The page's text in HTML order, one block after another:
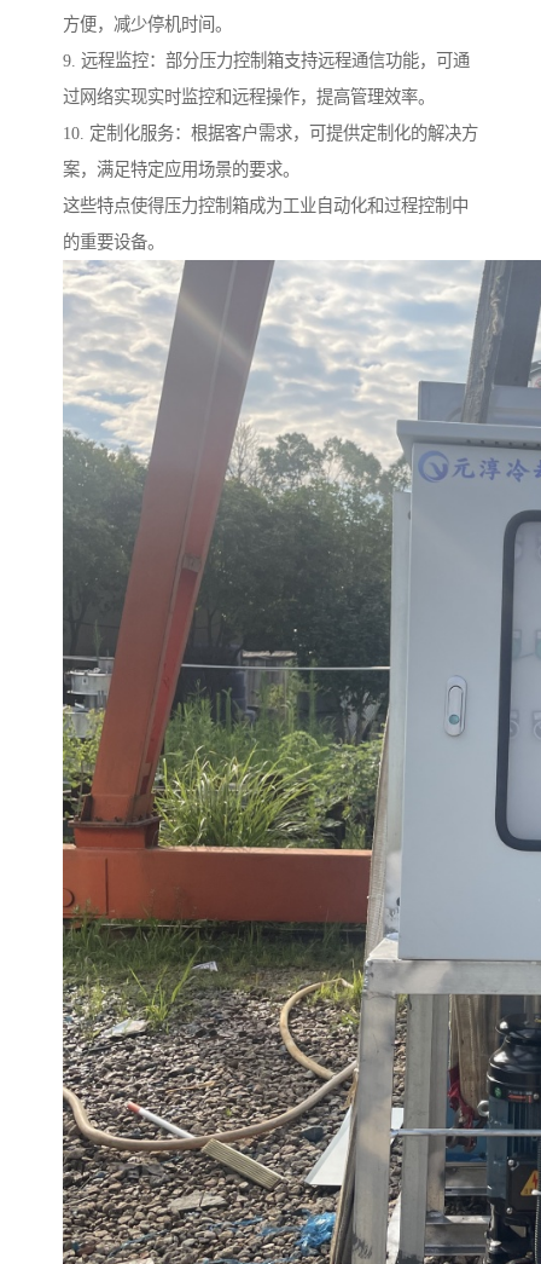
方便，减少停机时间。
9. 远程监控：部分压力控制箱支持远程通信功能，可通
过网络实现实时监控和远程操作，提高管理效率。
10. 定制化服务：根据客户需求，可提供定制化的解决方
案，满足特定应用场景的要求。
这些特点使得压力控制箱成为工业自动化和过程控制中
的重要设备。